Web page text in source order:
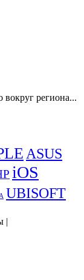
вокруг региона...
ASUS
iOS
UBISOFT
|